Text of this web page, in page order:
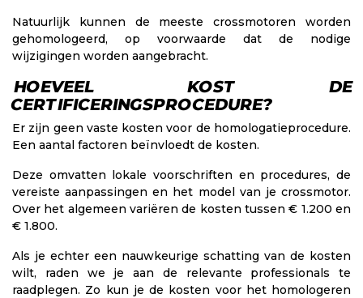
Natuurlijk kunnen de meeste crossmotoren worden
gehomologeerd, op voorwaarde dat de nodige
wijzigingen worden aangebracht.
HOEVEEL KOST DE
CERTIFICERINGSPROCEDURE?
Er zijn geen vaste kosten voor de homologatieprocedure.
Een aantal factoren beïnvloedt de kosten.
Deze omvatten lokale voorschriften en procedures, de
vereiste aanpassingen en het model van je crossmotor.
Over het algemeen variëren de kosten tussen € 1.200 en
€ 1.800.
Als je echter een nauwkeurige schatting van de kosten
wilt, raden we je aan de relevante professionals te
raadplegen. Zo kun je de kosten voor het homologeren